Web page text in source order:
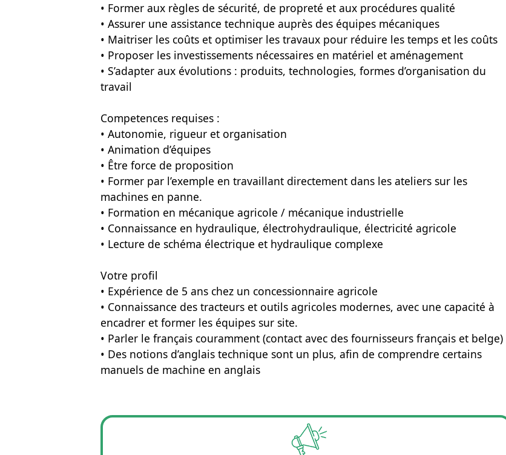
• Former aux règles de sécurité, de propreté et aux procédures qualité
• Assurer une assistance technique auprès des équipes mécaniques
• Maitriser les coûts et optimiser les travaux pour réduire les temps et les coûts
• Proposer les investissements nécessaires en matériel et aménagement
• S’adapter aux évolutions : produits, technologies, formes d’organisation du
travail
Competences requises :
• Autonomie, rigueur et organisation
• Animation d’équipes
• Être force de proposition
• Former par l’exemple en travaillant directement dans les ateliers sur les
machines en panne.
• Formation en mécanique agricole / mécanique industrielle
• Connaissance en hydraulique, électrohydraulique, électricité agricole
• Lecture de schéma électrique et hydraulique complexe
Votre profil
• Expérience de 5 ans chez un concessionnaire agricole
• Connaissance des tracteurs et outils agricoles modernes, avec une capacité à
encadrer et former les équipes sur site.
• Parler le français couramment (contact avec des fournisseurs français et belge)
• Des notions d’anglais technique sont un plus, afin de comprendre certains
manuels de machine en anglais